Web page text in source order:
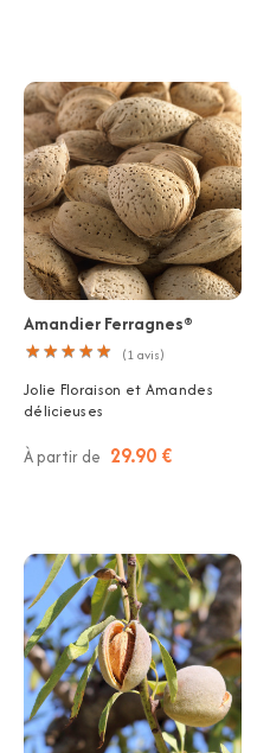
Amandier Ferragnes®
★ ★ ★ ★ ★
★ ★ ★ ★ ★ (1avis)
Jolie Floraison et Amandes
délicieuses
À partir de 29.90 €